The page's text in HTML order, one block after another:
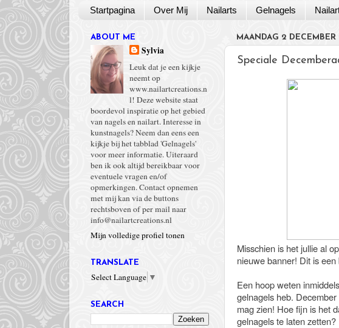
Startpagina Over Mij Nailarts Gelnagels
MAANDAG 2 DECEMBER
Speciale
Misschien is het jullie al
nieuwe banner! Dit is
Een hoop weten
gelnagels heb.
mag zien! Hoe fijn is het
gelnagels te laten zetten?
ABOUT ME
Sylvia
Leuk dat je een kijkje
neemt op
www.nailartcreations.n
l! Deze website staat
boordevol inspiratie op het gebied
van nagels en nailart. Interesse in
kunstnagels? Neem dan eens een
kijkje bij het tabblad 'Gelnagels'
voor meer informatie. Uiteraard
ben ik ook altijd bereikbaar voor
eventuele vragen en/of
opmerkingen. Contact opnemen
met mij kan via de buttons
rechtsboven of per mail naar
info@nailartcreations.nl
Mijn volledige profiel tonen
TRANSLATE
Select Language ▼
SEARCH